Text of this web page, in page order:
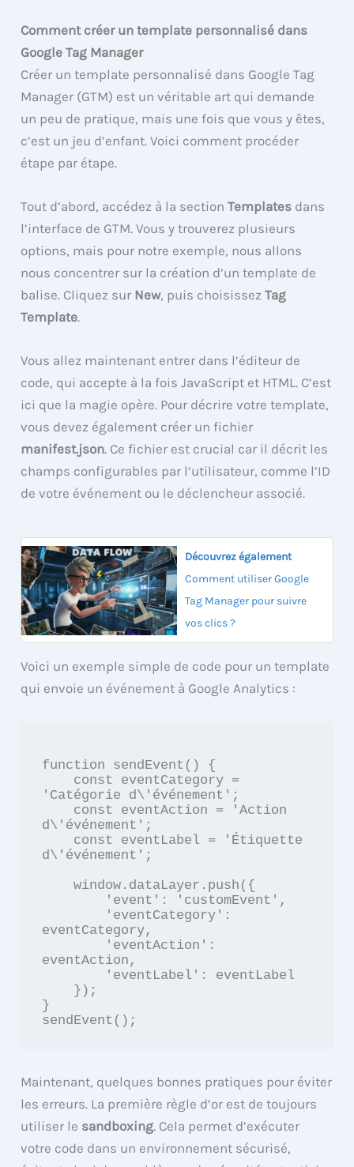
Comment créer un template personnalisé dans
Google Tag Manager
Créer un template personnalisé dans Google Tag
Manager (GTM) est un véritable art qui demande
un peu de pratique, mais une fois que vous y êtes,
c’est un jeu d’enfant. Voici comment procéder
étape par étape.
Tout d’abord, accédez à la sectionTemplates dans
l’interface de GTM. Vous y trouverez plusieurs
options, mais pour notre exemple, nous allons
nous concentrer sur la création d’un template de
balise. Cliquez sur New, puis choisissezTag
Template.
Vous allez maintenant entrer dans l’éditeur de
code, qui accepte à la fois JavaScript et HTML. C’est
ici que la magie opère. Pour décrire votre template,
vous devez également créer un fichier
manifest.json. Ce fichier est crucial car il décrit les
champs configurables par l’utilisateur, comme l’ID
de votre événement ou le déclencheur associé.
Découvrez également
Comment utiliser Google
Tag Manager pour suivre
vos clics ?
Voici un exemple simple de code pour un template
qui envoie un événement à Google Analytics :
function sendEvent() {
'Catégorie d\'événement';
d\'événement';
d\'événement';
    window.dataLayer.push({
eventCategory,
eventAction,
}
Maintenant, quelques bonnes pratiques pour éviter
les erreurs. La première règle d’or est de toujours
utiliser le sandboxing. Cela permet d’exécuter
votre code dans un environnement sécurisé,